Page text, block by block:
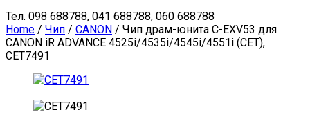
Тел. 098 688788, 041 688788, 060 688788
Home / Чип / CANON / Чип драм-юнита C-EXV53 для
CANON iR ADVANCE 4525i/4535i/4545i/4551i (CET),
CET7491